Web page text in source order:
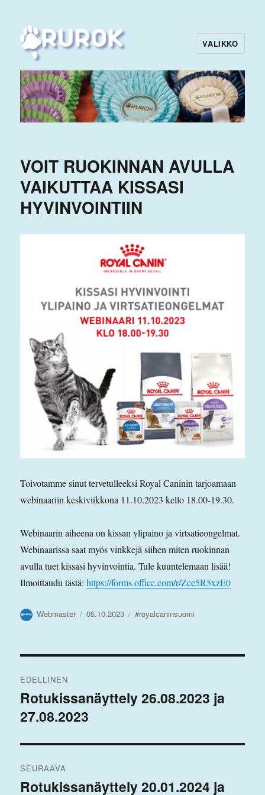
Rurok
VALIKKO
VOIT RUOKINNAN AVULLA
VAIKUTTAA KISSASI
HYVINVOINTIIN
Toivotamme sinut tervetulleeksi Royal Caninin tarjoamaan
webinaariin keskiviikkona 11.10.2023 kello 18.00-19.30.
Webinaarin aiheena on kissan ylipaino ja virtsatieongelmat.
Webinaarissa saat myös vinkkejä siihen miten ruokinnan
avulla tuet kissasi hyvinvointia. Tule kuuntelemaan lisää!
Ilmoittaudu tästä:https://forms.office.com/r/Zce5R5xzE0
Kirjoittaja
Webmaster Julkaistu
05.10.2023 Avainsanat
#royalcaninsuomi
selaus
EDELLINEN
Edellinen
artikkeli:
Rotukissanäyttely 26.08.2023 ja
27.08.2023
SEURAAVA
Seuraava
Rotukissanäyttely 20.01.2024 ja